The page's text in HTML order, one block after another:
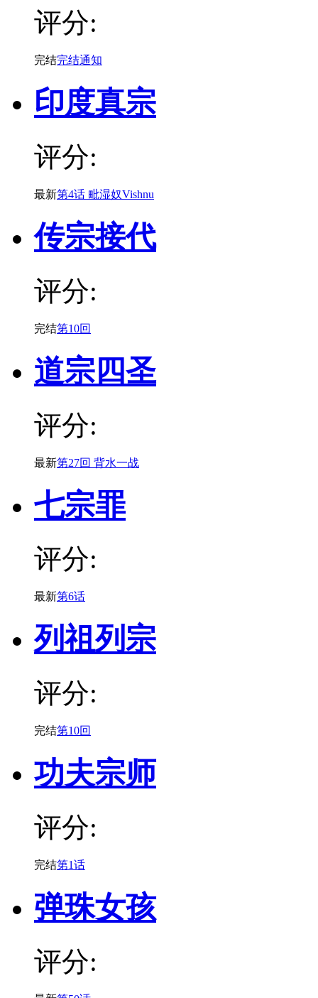
评分:
完结完结通知
印度真宗
评分:
最新第4话 毗湿奴Vishnu
传宗接代
评分:
完结第10回
道宗四圣
评分:
最新第27回 背水一战
七宗罪
评分:
最新第6话
列祖列宗
评分:
完结第10回
功夫宗师
评分:
完结第1话
弹珠女孩
评分: